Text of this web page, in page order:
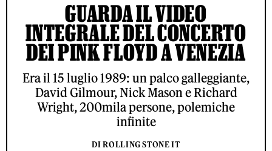
GUARDA IL VIDEO
INTEGRALE DEL CONCERTO
DEI PINK FLOYD A VENEZIA
Era il 15 luglio 1989: un palco galleggiante,
David Gilmour, Nick Mason e Richard
Wright, 200mila persone, polemiche
infinite
DI ROLLING STONE IT